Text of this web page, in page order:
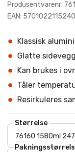
Produsentvarenr:
EAN: 5701022115240
Klassisk
Glatte
Kan brukes i
Tåler
Resirkuleres
Størrelse
76160 1580ml